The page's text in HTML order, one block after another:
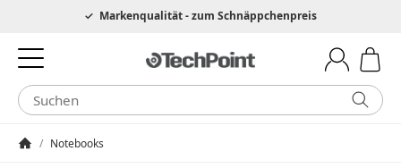
Hotline 0049 6205 3079975Markenqualität - zum Schnäppchenpreis
/ Notebooks